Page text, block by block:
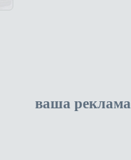
ваша реклама